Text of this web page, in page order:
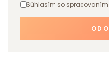
Súhlasím so spracovaním